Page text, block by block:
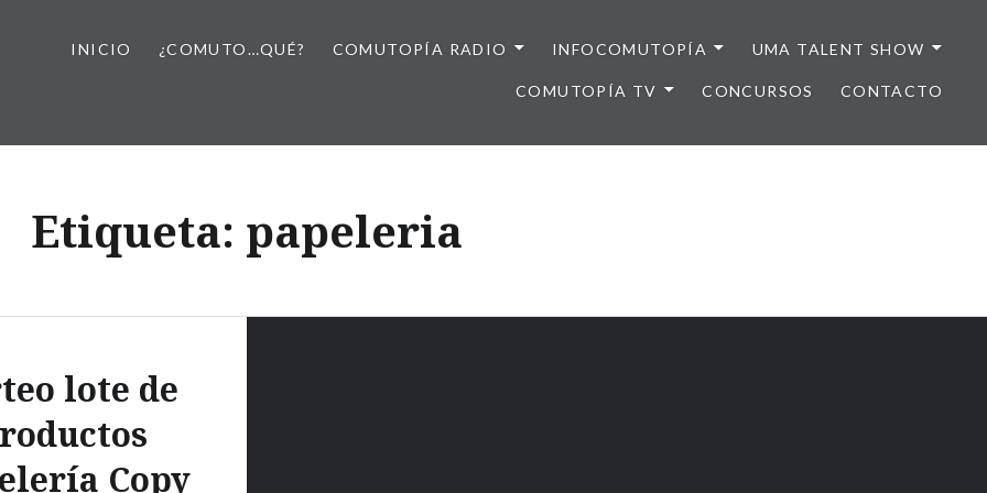
INICIO ¿COMUTO…QUÉ? COMUTOPÍA RADIO INFOCOMUTOPÍA UMA TALENT SHOW
COMUTOPÍA TV CONCURSOS CONTACTO
Etiqueta: papeleria
lote de
Copy